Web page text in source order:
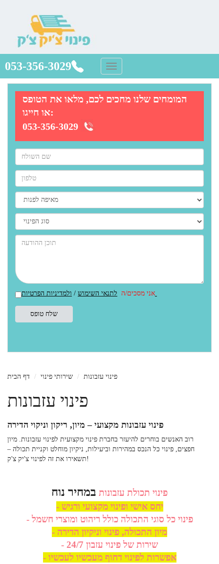
053-356-3029
המומחים שלנו מחכים לכם, מלאו את הטופס
או חייגו:
053-356-3029
אני מסכים/ה לתנאי השימוש /
דף הבית שירותי פינוי פינוי עזבונות
פינוי עזבונות
פינוי עזבונות מקצועי – מיון, ריקון וניקוי הדירה
רוב האנשים בוחרים להיעזר בחברת פינוי מקצועית לפינוי עזבונות. מיון
חפצים, פינוי כל הנכס במהירות וביעילות, ניקיון מוחלט וקניית תכולה –
תשאירו את זה לפינוי צ'יק צ'ק!
פינוי תכולת עזבונות במחיר נוח
- יחס אישי ופינוי מקצועי ורגיש
- פינוי כל סוגי התכולה כולל ריהוט ומוצרי חשמל
- מיון התכולה, פינוי וניקיון הדירה
- שירות של פינוי עזבון 24/7
- אפשרות לפינוי דחוף מעכשיו לעכשיו